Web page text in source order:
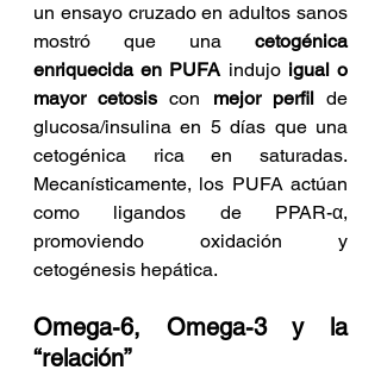
un ensayo cruzado en adultos sanos
mostró que una cetogénica
enriquecida en PUFA indujo igual o
mayor cetosis con mejor perfil de
glucosa/insulina en 5 días que una
cetogénica rica en saturadas.
Mecanísticamente, los PUFA actúan
como ligandos de PPAR-α,
promoviendo oxidación y
cetogénesis hepática.
Omega-6, Omega-3 y la
“relación”